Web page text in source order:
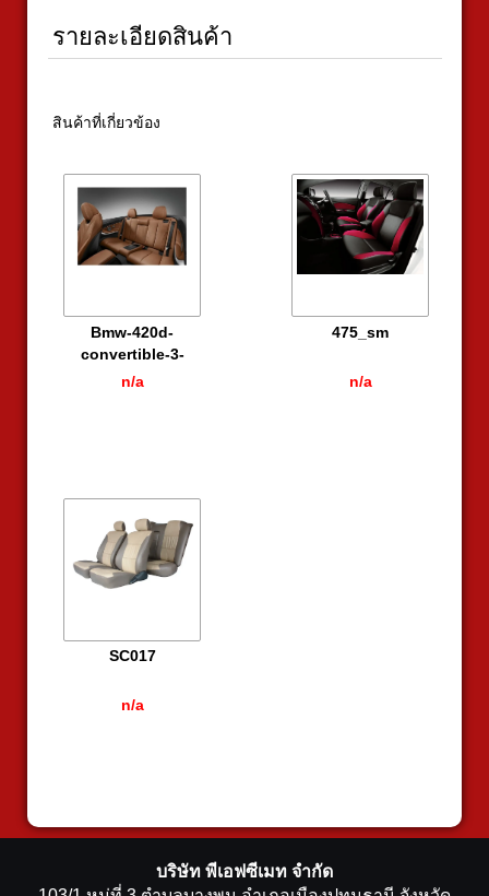
รายละเอียดสินค้า
สินค้าที่เกี่ยวข้อง
Bmw-420d-
convertible-3-
615x440
n/a
475_sm
n/a
SC017
n/a
บริษัท พีเอฟซีเมท จำกัด